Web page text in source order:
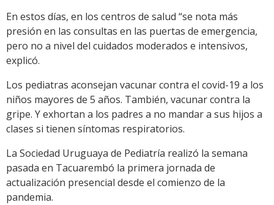
En estos días, en los centros de salud “se nota más
presión en las consultas en las puertas de emergencia,
pero no a nivel del cuidados moderados e intensivos,
explicó.
Los pediatras aconsejan vacunar contra el covid-19 a los
niños mayores de 5 años. También, vacunar contra la
gripe. Y exhortan a los padres a no mandar a sus hijos a
clases si tienen síntomas respiratorios.
La Sociedad Uruguaya de Pediatría realizó la semana
pasada en Tacuarembó la primera jornada de
actualización presencial desde el comienzo de la
pandemia.